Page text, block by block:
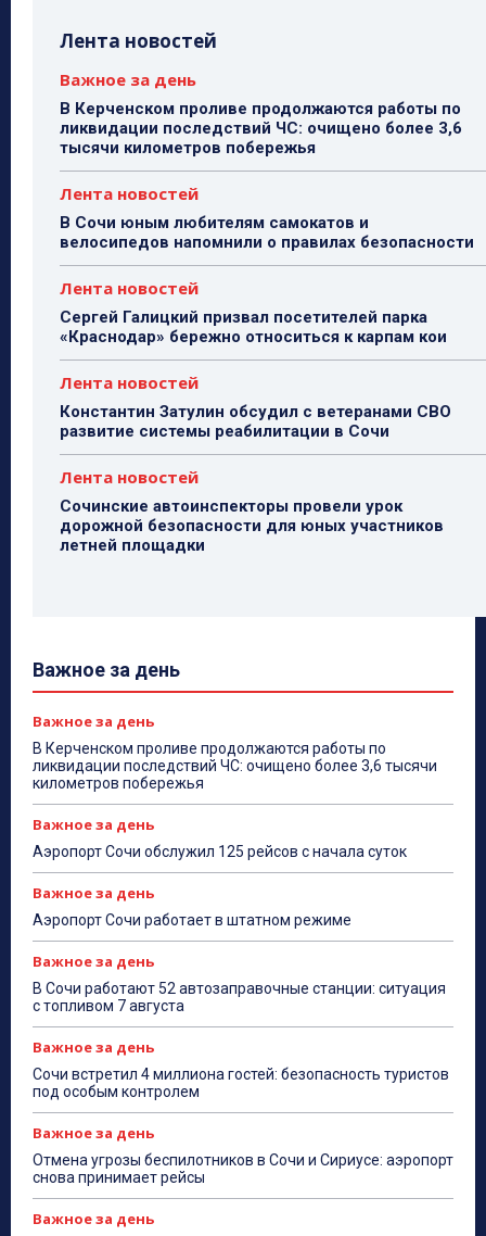
Лента новостей
Важное за день
В Керченском проливе продолжаются работы по
ликвидации последствий ЧС: очищено более 3,6
тысячи километров побережья
Лента новостей
В Сочи юным любителям самокатов и
велосипедов напомнили о правилах безопасности
Лента новостей
Сергей Галицкий призвал посетителей парка
«Краснодар» бережно относиться к карпам кои
Лента новостей
Константин Затулин обсудил с ветеранами СВО
развитие системы реабилитации в Сочи
Лента новостей
Сочинские автоинспекторы провели урок
дорожной безопасности для юных участников
летней площадки
Важное за день
Важное за день
В Керченском проливе продолжаются работы по
ликвидации последствий ЧС: очищено более 3,6 тысячи
километров побережья
Важное за день
Аэропорт Сочи обслужил 125 рейсов с начала суток
Важное за день
Аэропорт Сочи работает в штатном режиме
Важное за день
В Сочи работают 52 автозаправочные станции: ситуация
с топливом 7 августа
Важное за день
Сочи встретил 4 миллиона гостей: безопасность туристов
под особым контролем
Важное за день
Отмена угрозы беспилотников в Сочи и Сириусе: аэропорт
снова принимает рейсы
Важное за день